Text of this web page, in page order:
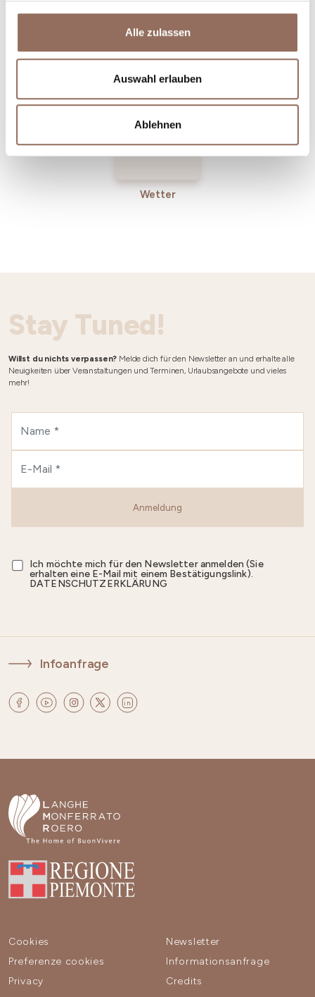
Alle zulassen
Auswahl erlauben
Ablehnen
Incoming-
Dienste
Wetter
Stay Tuned!
Willst du nichts verpassen? Melde dich für den Newsletter an und erhalte alle
Neuigkeiten über Veranstaltungen und Terminen, Urlaubsangebote und vieles
mehr!
Anmeldung
Ich möchte mich für den Newsletter anmelden (Sie
erhalten eine E-Mail mit einem Bestätigungslink).
DATENSCHUTZERKLÄRUNG
Infoanfrage
Cookies
Preferenze cookies
Privacy
Newsletter
Informationsanfrage
Credits